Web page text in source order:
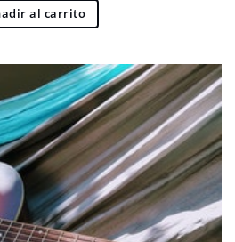
original
era:
actual
es:
al carrito